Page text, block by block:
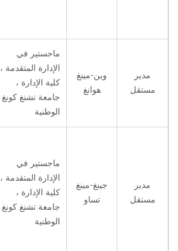
مدير
مستقل
وين-مينغ
هوانغ
ماجستير في
الإدارة المتقدمة ،
كلية الإدارة ،
جامعة تشنغ كونغ
الوطنية
مدير
مستقل
جينغ-مينغ
تساو
ماجستير في
الإدارة المتقدمة ،
كلية الإدارة ،
جامعة تشنغ كونغ
الوطنية